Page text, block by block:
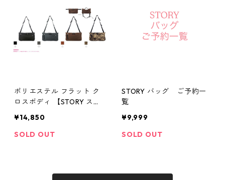
ポリエステル フラット ク
ロスボディ 【STORY スト
約】 3A- 1867 -4 2604c
¥14,850
SOLD OUT
STORY バッグ ご予約一
覧
¥9,999
SOLD OUT